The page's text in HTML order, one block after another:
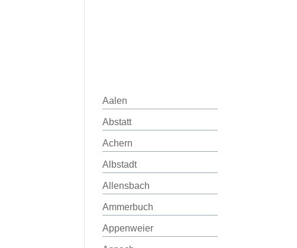
Aalen
Abstatt
Achern
Albstadt
Allensbach
Ammerbuch
Appenweier